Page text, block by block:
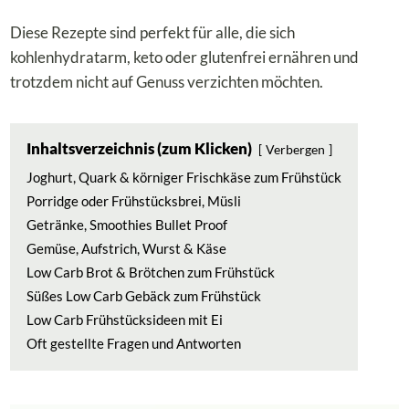
Diese Rezepte sind perfekt für alle, die sich
kohlenhydratarm, keto oder glutenfrei ernähren und
trotzdem nicht auf Genuss verzichten möchten.
Inhaltsverzeichnis (zum Klicken) Verbergen
Joghurt, Quark & körniger Frischkäse zum Frühstück
Porridge oder Frühstücksbrei, Müsli
Getränke, Smoothies Bullet Proof
Gemüse, Aufstrich, Wurst & Käse
Low Carb Brot & Brötchen zum Frühstück
Süßes Low Carb Gebäck zum Frühstück
Low Carb Frühstücksideen mit Ei
Oft gestellte Fragen und Antworten